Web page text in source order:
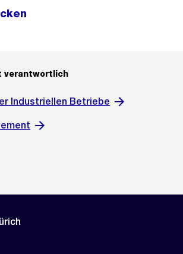
verantwortlich
Industriellen Betriebe